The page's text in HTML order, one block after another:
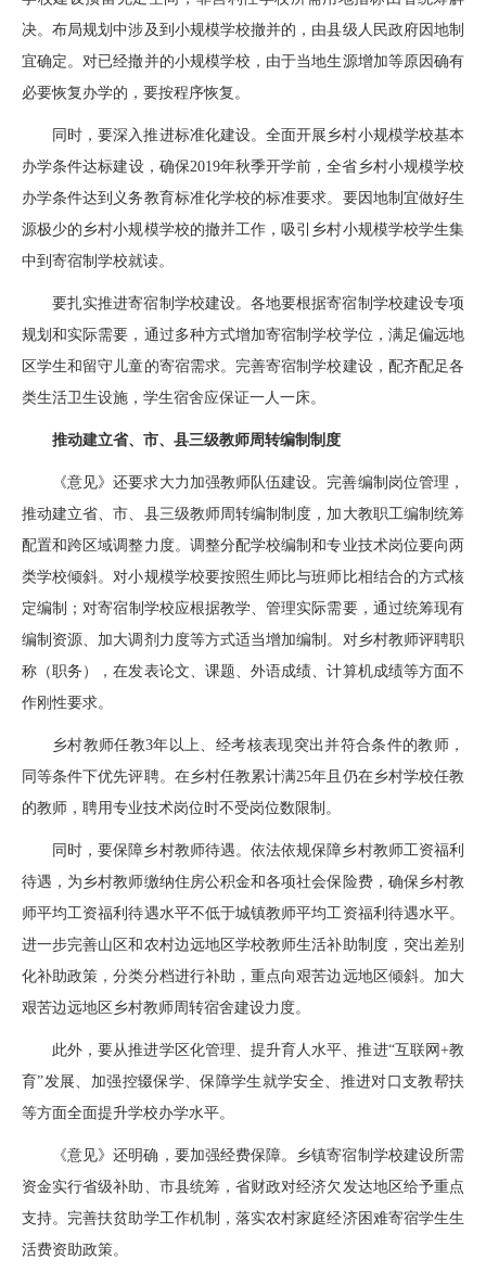
决。布局规划中涉及到小规模学校撤并的，由县级人民政府因地制
宜确定。对已经撤并的小规模学校，由于当地生源增加等原因确有
必要恢复办学的，要按程序恢复。
同时，要深入推进标准化建设。全面开展乡村小规模学校基本
办学条件达标建设，确保2019年秋季开学前，全省乡村小规模学校
办学条件达到义务教育标准化学校的标准要求。要因地制宜做好生
源极少的乡村小规模学校的撤并工作，吸引乡村小规模学校学生集
中到寄宿制学校就读。
要扎实推进寄宿制学校建设。各地要根据寄宿制学校建设专项
规划和实际需要，通过多种方式增加寄宿制学校学位，满足偏远地
区学生和留守儿童的寄宿需求。完善寄宿制学校建设，配齐配足各
类生活卫生设施，学生宿舍应保证一人一床。
推动建立省、市、县三级教师周转编制制度
《意见》还要求大力加强教师队伍建设。完善编制岗位管理，
推动建立省、市、县三级教师周转编制制度，加大教职工编制统筹
配置和跨区域调整力度。调整分配学校编制和专业技术岗位要向两
类学校倾斜。对小规模学校要按照生师比与班师比相结合的方式核
定编制；对寄宿制学校应根据教学、管理实际需要，通过统筹现有
编制资源、加大调剂力度等方式适当增加编制。对乡村教师评聘职
称（职务），在发表论文、课题、外语成绩、计算机成绩等方面不
作刚性要求。
乡村教师任教3年以上、经考核表现突出并符合条件的教师，
同等条件下优先评聘。在乡村任教累计满25年且仍在乡村学校任教
的教师，聘用专业技术岗位时不受岗位数限制。
同时，要保障乡村教师待遇。依法依规保障乡村教师工资福利
待遇，为乡村教师缴纳住房公积金和各项社会保险费，确保乡村教
师平均工资福利待遇水平不低于城镇教师平均工资福利待遇水平。
进一步完善山区和农村边远地区学校教师生活补助制度，突出差别
化补助政策，分类分档进行补助，重点向艰苦边远地区倾斜。加大
艰苦边远地区乡村教师周转宿舍建设力度。
此外，要从推进学区化管理、提升育人水平、推进“互联网+教
育”发展、加强控辍保学、保障学生就学安全、推进对口支教帮扶
等方面全面提升学校办学水平。
《意见》还明确，要加强经费保障。乡镇寄宿制学校建设所需
资金实行省级补助、市县统筹，省财政对经济欠发达地区给予重点
支持。完善扶贫助学工作机制，落实农村家庭经济困难寄宿学生生
活费资助政策。